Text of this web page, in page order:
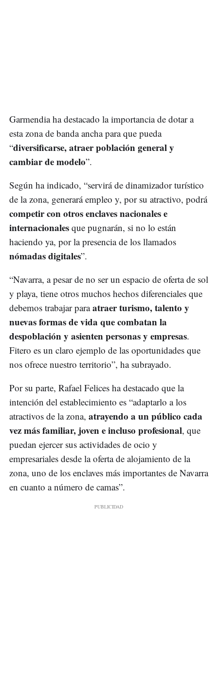
Garmendia ha destacado la importancia de dotar a
esta zona de banda ancha para que pueda
“diversificarse, atraer población general y
cambiar de modelo”.
Según ha indicado, “servirá de dinamizador turístico
de la zona, generará empleo y, por su atractivo, podrá
competir con otros enclaves nacionales e
internacionales que pugnarán, si no lo están
haciendo ya, por la presencia de los llamados
nómadas digitales”.
“Navarra, a pesar de no ser un espacio de oferta de sol
y playa, tiene otros muchos hechos diferenciales que
debemos trabajar paraatraer turismo, talento y
nuevas formas de vida que combatan la
despoblación y asienten personas y empresas.
Fitero es un claro ejemplo de las oportunidades que
nos ofrece nuestro territorio”, ha subrayado.
Por su parte, Rafael Felices ha destacado que la
intención del establecimiento es “adaptarlo a los
atractivos de la zona, atrayendo a un público cada
vez más familiar, joven e incluso profesional, que
puedan ejercer sus actividades de ocio y
empresariales desde la oferta de alojamiento de la
zona, uno de los enclaves más importantes de Navarra
en cuanto a número de camas”.